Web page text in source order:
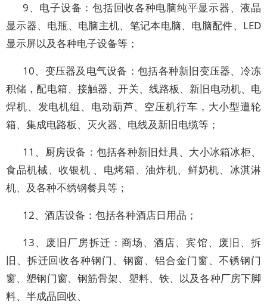
9、电子设备：包括回收各种电脑纯平显示器、液晶
显示器、电瓶、电脑主机、笔记本电脑、电脑配件、LED
显示屏以及各种电子设备等；
10、变压器及电气设备：包括各种新旧变压器、冷冻
积储，配电箱、接触器、开关、线路板、新旧电动机、电
焊机、发电机组、电动葫芦、空压机行车，大小型遭轮
箱、集成电路板、灭火器、电线及新旧电缆等；
11、厨房设备：包括各种新旧灶具、大小冰箱冰柜、
食品机械、收银机 、电烤箱、油炸机、鲜奶机、冰淇淋
机、及各种不绣钢餐具等；
12、酒店设备：包括各种酒店日用品；
13、废旧厂房拆迁：商场、酒店、宾馆、废旧、拆
旧、拆迁回收各种钢门、钢窗、铝合金门窗、不锈钢门
窗、塑钢门窗、钢筋骨架、塑料、铁、以及各种厂房下脚
料、半成品回收、